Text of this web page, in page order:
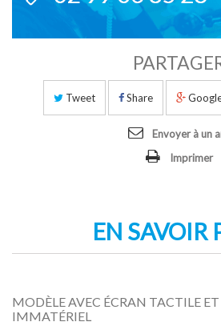
Tweet Share
Envoyer à un
Imprimer
EN SAVOIR
MODÈLE AVEC ÉCRAN TACTILE
IMMATÉRIEL